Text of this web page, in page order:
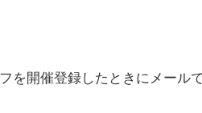
を開催登録したときにメール